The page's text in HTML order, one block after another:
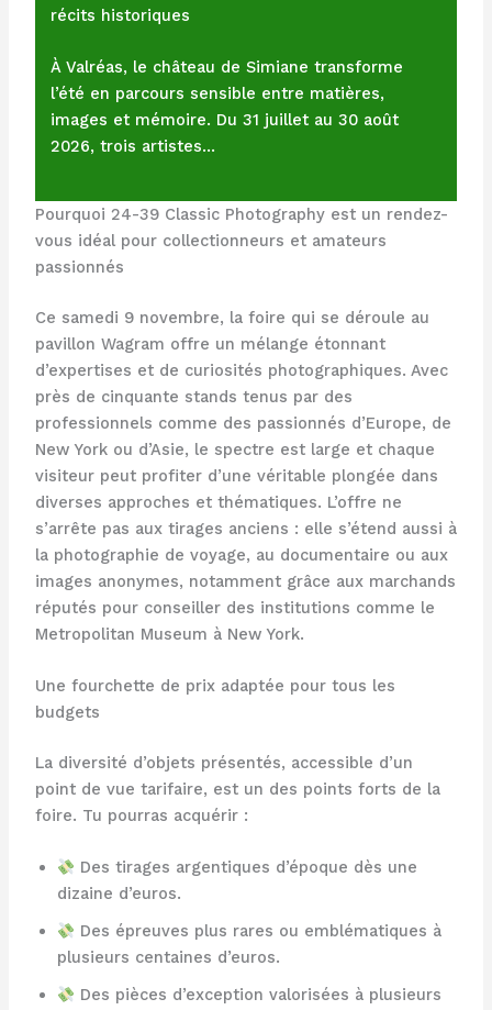
récits historiques
À Valréas, le château de Simiane transforme
l’été en parcours sensible entre matières,
images et mémoire. Du 31 juillet au 30 août
2026, trois artistes…
Pourquoi 24-39 Classic Photography est un rendez-
vous idéal pour collectionneurs et amateurs
passionnés
Ce samedi 9 novembre, la foire qui se déroule au
pavillon Wagram offre un mélange étonnant
d’expertises et de curiosités photographiques. Avec
près de cinquante stands tenus par des
professionnels comme des passionnés d’Europe, de
New York ou d’Asie, le spectre est large et chaque
visiteur peut profiter d’une véritable plongée dans
diverses approches et thématiques. L’offre ne
s’arrête pas aux tirages anciens : elle s’étend aussi à
la photographie de voyage, au documentaire ou aux
images anonymes, notamment grâce aux marchands
réputés pour conseiller des institutions comme le
Metropolitan Museum à New York.
Une fourchette de prix adaptée pour tous les
budgets
La diversité d’objets présentés, accessible d’un
point de vue tarifaire, est un des points forts de la
foire. Tu pourras acquérir :
Des tirages argentiques d’époque dès une
dizaine d’euros.
Des épreuves plus rares ou emblématiques à
plusieurs centaines d’euros.
Des pièces d’exception valorisées à plusieurs